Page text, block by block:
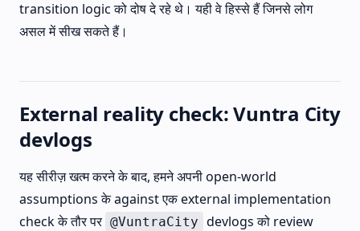
transition logic को दोष दे रहे थे। यही वे हिस्से हैं जिनसे लोग
असल में सीख सकते हैं।
External reality check: Vuntra City
devlogs
यह सीरीज़ खत्म करने के बाद, हमने अपनी open-world
assumptions के against एक external implementation
check के तौर पर @VuntraCity devlogs को review